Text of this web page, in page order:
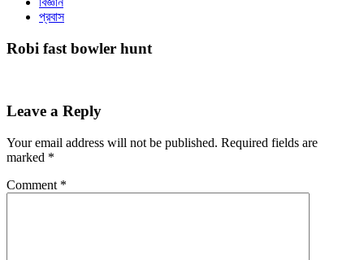
প্রবাস
Robi fast bowler hunt
Leave a Reply
Your email address will not be published. Required fields are
marked *
Comment *